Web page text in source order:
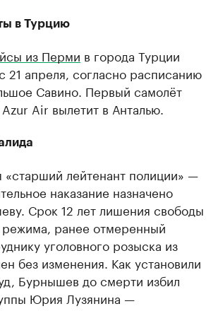
в Турцию
из Перми в города Турции
21 апреля, согласно расписанию
Савино. Первый самолёт
Air вылетит в Анталью.
«старший лейтенант полиции» —
наказание назначено
Срок 12 лет лишения свободы
режима, ранее отмеренный
уголовного розыска из
без изменения. Как установили
Бурнышев до смерти избил
Юрия Лузянина —